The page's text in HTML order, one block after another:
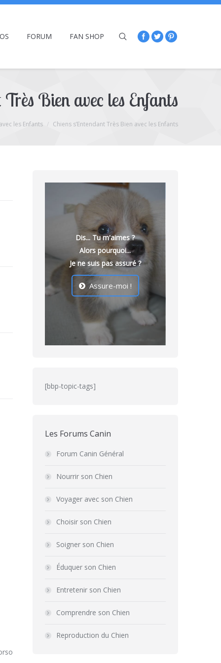
FORUM FAN SHOP
Très Bien avec les Enfants
les Enfants Chiens s’Entendant Très Bien avec les Enfants
Dis... Tu m'aimes ?
Alors pourquoi...
Je ne suis pas assuré ?
Assure-moi !
[bbp-topic-tags]
Les Forums Canin
Forum Canin Général
Nourrir son Chien
Voyager avec son Chien
Choisir son Chien
Soigner son Chien
Éduquer son Chien
Entretenir son Chien
Comprendre son Chien
Reproduction du Chien